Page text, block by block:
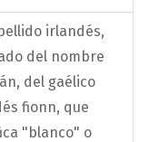
irlandés,
del nombre
del gaélico
fionn, que
"blanco" o